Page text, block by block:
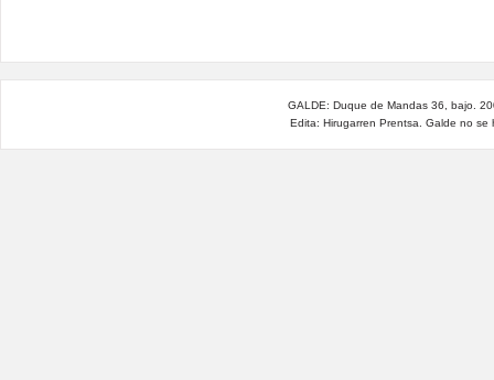
GALDE: Duque de Mandas 36, bajo.
Edita: Hirugarren Prentsa. Galde no